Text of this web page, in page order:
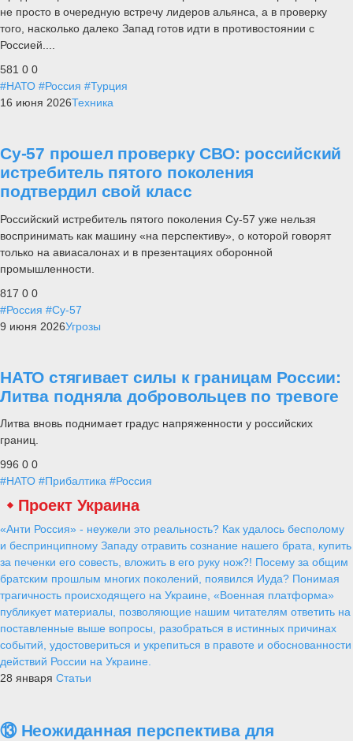
не просто в очередную встречу лидеров альянса, а в проверку
того, насколько далеко Запад готов идти в противостоянии с
Россией....
581 0 0
#НАТО #Россия #Турция
16 июня 2026Техника
Су-57 прошел проверку СВО: российский
истребитель пятого поколения
подтвердил свой класс
Российский истребитель пятого поколения Су-57 уже нельзя
воспринимать как машину «на перспективу», о которой говорят
только на авиасалонах и в презентациях оборонной
промышленности.
817 0 0
#Россия #Су-57
9 июня 2026Угрозы
НАТО стягивает силы к границам России:
Литва подняла добровольцев по тревоге
Литва вновь поднимает градус напряженности у российских
границ.
996 0 0
#НАТО #Прибалтика #Россия
Проект Украина
«Анти Россия» - неужели это реальность? Как удалось бесполому
и беспринципному Западу отравить сознание нашего брата, купить
за печенки его совесть, вложить в его руку нож?! Посему за общим
братским прошлым многих поколений, появился Иуда? Понимая
трагичность происходящего на Украине, «Военная платформа»
публикует материалы, позволяющие нашим читателям ответить на
поставленные выше вопросы, разобраться в истинных причинах
событий, удостовериться и укрепиться в правоте и обоснованности
действий России на Украине.
28 января Статьи
⑬ Неожиданная перспектива для